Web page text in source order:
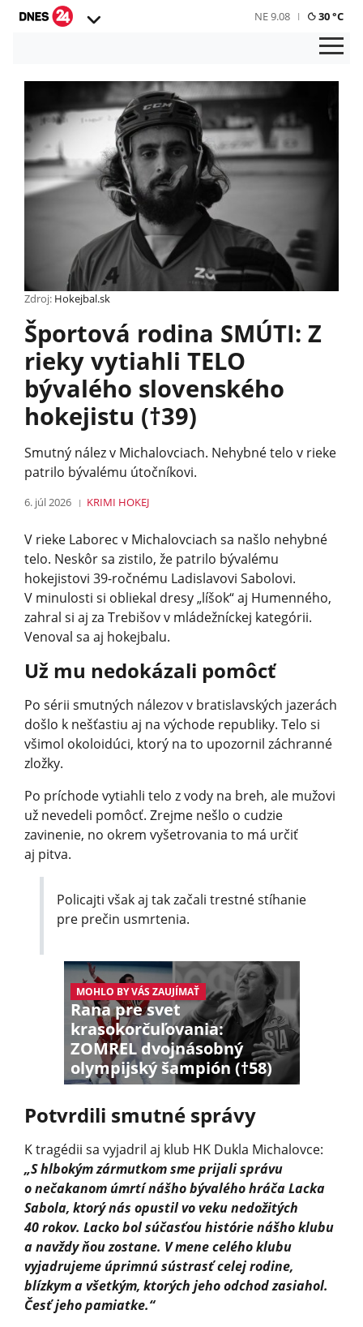
NE 9.08 30 °C
Zdroj: Hokejbal.sk
Športová rodina SMÚTI: Z
rieky vytiahli TELO
bývalého slovenského
hokejistu (†39)
Smutný nález v Michalovciach. Nehybné telo v rieke
patrilo bývalému útočníkovi.
6. júl 2026 KRIMI HOKEJ
V rieke Laborec v Michalovciach sa našlo nehybné
telo. Neskôr sa zistilo, že patrilo bývalému
hokejistovi 39-ročnému Ladislavovi Sabolovi.
V minulosti si obliekal dresy „líšok“ aj Humenného,
zahral si aj za Trebišov v mládežníckej kategórii.
Venoval sa aj hokejbalu.
Už mu nedokázali pomôcť
Po sérii smutných nálezov v bratislavských jazerách
došlo k nešťastiu aj na východe republiky. Telo si
všimol okoloidúci, ktorý na to upozornil záchranné
zložky.
Po príchode vytiahli telo z vody na breh, ale mužovi
už nevedeli pomôcť. Zrejme nešlo o cudzie
zavinenie, no okrem vyšetrovania to má určiť
aj pitva.
Policajti však aj tak začali trestné stíhanie
pre prečin usmrtenia.
MOHLO BY VÁS ZAUJÍMAŤ
Rana pre svet
krasokorčuľovania:
ZOMREL dvojnásobný
olympijský šampión (†58)
Potvrdili smutné správy
K tragédii sa vyjadril aj klub HK Dukla Michalovce:
„S hlbokým zármutkom sme prijali správu
o nečakanom úmrtí nášho bývalého hráča Lacka
Sabola, ktorý nás opustil vo veku nedožitých
40 rokov. Lacko bol súčasťou histórie nášho klubu
a navždy ňou zostane. V mene celého klubu
vyjadrujeme úprimnú sústrasť celej rodine,
blízkym a všetkým, ktorých jeho odchod zasiahol.
Česť jeho pamiatke.“